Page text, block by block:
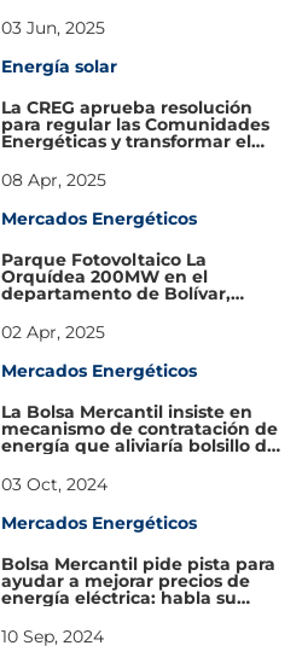
03 Jun, 2025
Energía solar
La CREG aprueba resolución
para regular las Comunidades
Energéticas y transformar el
08 Apr, 2025
Mercados Energéticos
Parque Fotovoltaico La
Orquídea 200MW en el
departamento de Bolívar,
parte de ANLA
02 Apr, 2025
Mercados Energéticos
La Bolsa Mercantil insiste en
mecanismo de contratación de
energía que aliviaría bolsillo de
03 Oct, 2024
Mercados Energéticos
Bolsa Mercantil pide pista para
ayudar a mejorar precios de
energía eléctrica: habla su
10 Sep, 2024